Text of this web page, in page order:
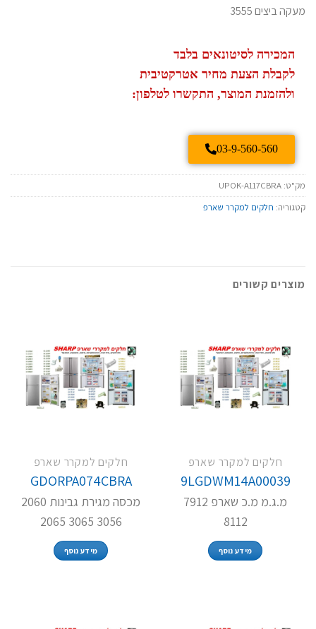
מעקה ביצים 3555
המכירה לסיטונאים בלבד
לקבלת הצעת מחיר אטרקטיבית
ולהזמנת המוצר, התקשרו לטלפון:
03-9-560-560
מק"ט: UPOK-A117CBRA
קטגוריה: חלקים למקרר שארפ
מוצרים קשורים
חלקים למקרר שארפ
9LGDWM14A00039
מ.ג.מ מ.כ שארפ 7912
8112
מידע נוסף
חלקים למקרר שארפ
GDORPA074CBRA
מכסה מגירת גבינות 2060
3056 3065 2065
מידע נוסף